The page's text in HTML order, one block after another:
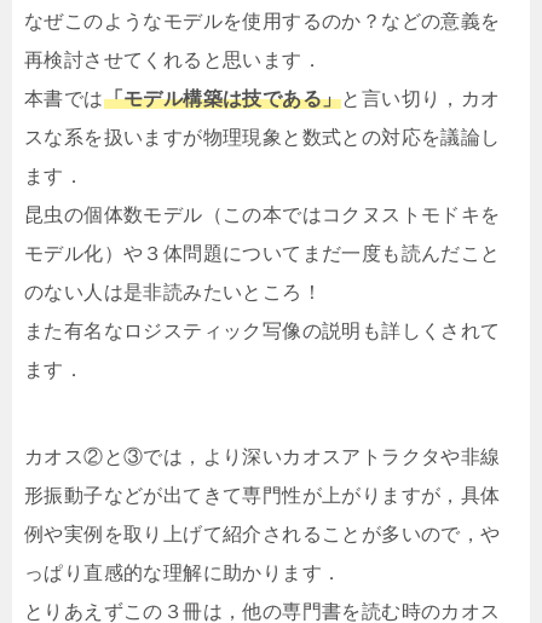
なぜこのようなモデルを使用するのか？などの意義を
再検討させてくれると思います．
本書では「モデル構築は技である」と言い切り，カオ
スな系を扱いますが物理現象と数式との対応を議論し
ます．
昆虫の個体数モデル（この本ではコクヌストモドキを
モデル化）や３体問題についてまだ一度も読んだこと
のない人は是非読みたいところ！
また有名なロジスティック写像の説明も詳しくされて
ます．
カオス②と③では，より深いカオスアトラクタや非線
形振動子などが出てきて専門性が上がりますが，具体
例や実例を取り上げて紹介されることが多いので，や
っぱり直感的な理解に助かります．
とりあえずこの３冊は，他の専門書を読む時のカオス